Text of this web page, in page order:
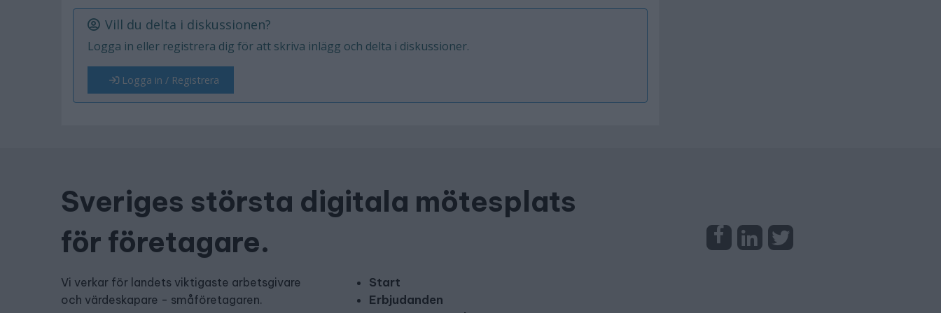
Vill du delta i diskussionen?
Logga in eller registrera dig för att skriva inlägg och delta i diskussioner.
Logga in / Registrera
Sveriges största digitala mötesplats
för företagare.
Vi verkar för landets viktigaste arbetsgivare
och värdeskapare - småföretagaren.
Start
Erbjudanden